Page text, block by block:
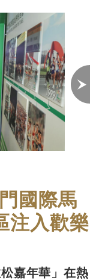
國際馬
注入歡樂
嘉年華」在熱